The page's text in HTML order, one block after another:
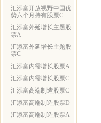
汇添富开放视野中国优
势六个月持有股票C
汇添富外延增长主题股
票A
汇添富外延增长主题股
票C
汇添富内需增长股票A
汇添富内需增长股票C
汇添富高端制造股票C
汇添富高端制造股票D
汇添富高端制造股票A